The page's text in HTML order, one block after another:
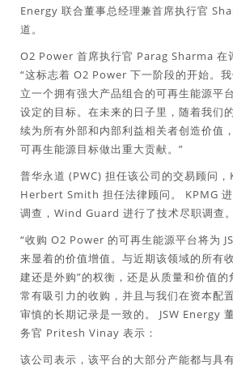
Energy 联合董事总经理兼首席执行官
道。
O2 Power 首席执行官 Parag Sharma 在
“这标志着 O2 Power 下一阶段的开始。
立一个拥有强大产品组合的可再生能源平
设定的目标。在未来的日子里，随着我们
续为所有外部和内部利益相关者创造价值
可再生能源目标做出重大贡献。”
普华永道 (PWC) 担任该公司的交易顾问
Herbert Smith 担任法律顾问。 KPMG
调查，Wind Guard 进行了技术尽职调查。
“收购 O2 Power 的可再生能源平台将为
来显着的价值增值。与近期该领域的所有
建还是外购”的权衡，还是从质量和价值
常有吸引力的收购，并且与我们在资本配
审慎的长期记录是一致的。 JSW Energy
务官 Pritesh Vinay 表示：
该公司表示，该平台的大部分产能都与具